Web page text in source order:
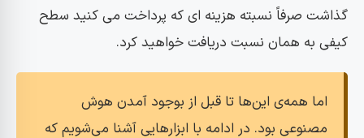
گذاشت صرفاً نسبته هزینه ای که پرداخت می کنید سطح
کیفی به همان نسبت دریافت خواهید کرد.
اما همه‌ی این‌ها تا قبل از بوجود آمدن هوش
مصنوعی بود. در ادامه با ابزارهایی آشنا می‌شویم که